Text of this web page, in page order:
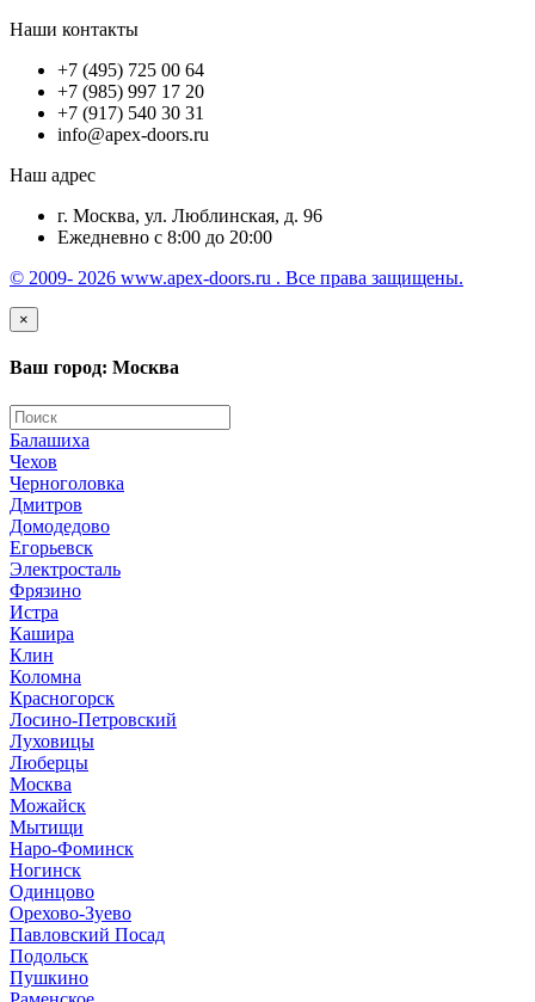
Наши контакты
+7 (495) 725 00 64
+7 (985) 997 17 20
+7 (917) 540 30 31
info@apex-doors.ru
Наш адрес
г. Москва, ул. Люблинская, д. 96
Ежедневно с 8:00 до 20:00
© 2009- 2026 www.apex-doors.ru . Все права защищены.
×
Ваш город: Москва
Балашиха
Чехов
Черноголовка
Дмитров
Домодедово
Егорьевск
Электросталь
Фрязино
Истра
Кашира
Клин
Коломна
Красногорск
Лосино-Петровский
Луховицы
Люберцы
Москва
Можайск
Мытищи
Наро-Фоминск
Ногинск
Одинцово
Орехово-Зуево
Павловский Посад
Подольск
Пушкино